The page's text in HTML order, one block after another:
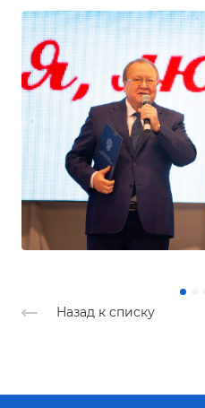
Назад к списку